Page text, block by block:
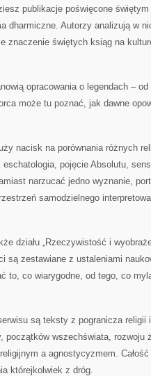
publikacje poświęcone
dharmiczne. Autorzy analizują w
znaczenie świętych ksiąg na
opracowania o legendach –
może tu poznać, jak dawne
nacisk na porównania różnych
pojęcie Absolutu,
narzucać jedno wyznanie,
samodzielnego
działu „Rzeczywistość i
są zestawiane z ustaleniami
to, co wiarygodne, od tego, co
są teksty z pogranicza religii
początków wszechświata, rozwoju
a agnostycyzmem.
którejkolwiek z dróg.